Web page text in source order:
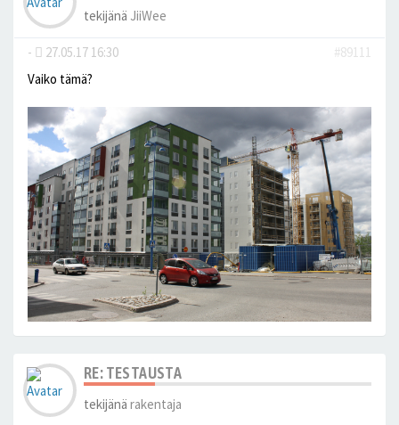
tekijänä JiiWee
- 27.05.17 16:30
#89111
Vaiko tämä?
RE: TESTAUSTA
tekijänä rakentaja